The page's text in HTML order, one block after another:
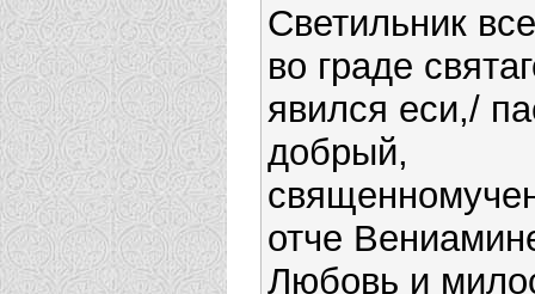
Светильник
во граде
явился еси,/
добрый,
отче
Любовь и